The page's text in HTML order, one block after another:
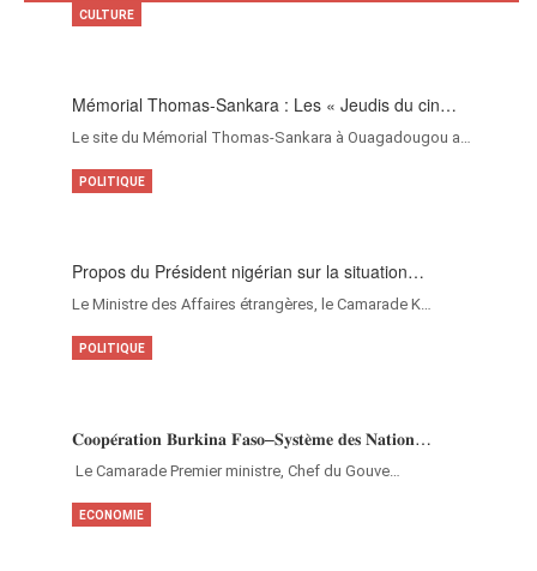
Mémorial Thomas-Sankara : Les « Jeudis du cin…
Le site du Mémorial Thomas-Sankara à Ouagadougou a…
CULTURE
Propos du Président nigérian sur la situation…
Le Ministre des Affaires étrangères, le Camarade K…
POLITIQUE
𝐂𝐨𝐨𝐩𝐞́𝐫𝐚𝐭𝐢𝐨𝐧 𝐁𝐮𝐫𝐤𝐢𝐧𝐚 𝐅𝐚𝐬𝐨–𝐒𝐲𝐬𝐭𝐞̀𝐦𝐞 𝐝𝐞𝐬 𝐍𝐚𝐭𝐢𝐨𝐧…
‎Le Camarade Premier ministre, Chef du Gouve…
POLITIQUE
ECONOMIE